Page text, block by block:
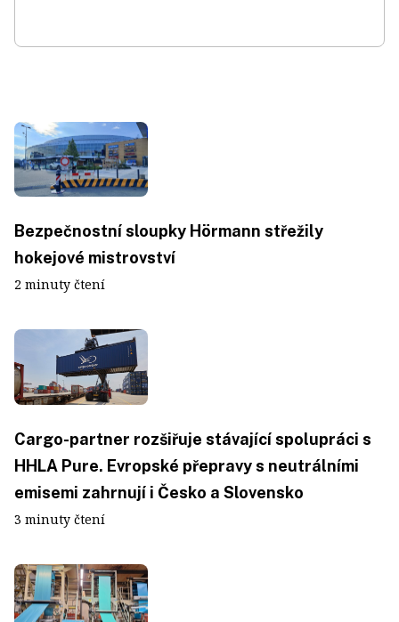
Bezpečnostní sloupky Hörmann střežily
hokejové mistrovství
2 minuty čtení
Cargo-partner rozšiřuje stávající spolupráci s
HHLA Pure. Evropské přepravy s neutrálními
emisemi zahrnují i Česko a Slovensko
3 minuty čtení